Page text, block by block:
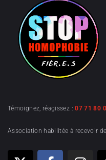
Témoignez, réagissez :07 71 80
Association habilitée à recevoir